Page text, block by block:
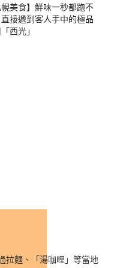
幌美食】鮮味一秒都跑不
接遞到客人手中的極品
西光」
拉麵、「湯咖哩」等當地